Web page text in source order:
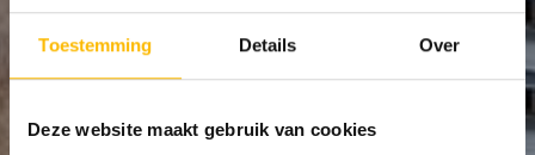
Toestemming Details Over
Deze website maakt gebruik van cookies